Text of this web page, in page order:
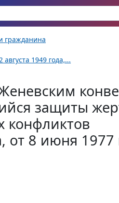
гражданина
1949 года,...
защиты
конфликтов
от 8 июня 1977